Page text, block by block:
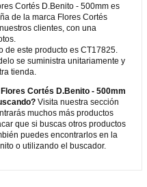
Cortés D.Benito - 500mm es
de la marca Flores Cortés
clientes, con una
de este producto es CT17825.
se suministra unitariamente y
tienda.
Cortés D.Benito - 500mm
Visita nuestra sección
muchos más productos
que si buscas otros productos
puedes encontrarlos en la
o utilizando el buscador.